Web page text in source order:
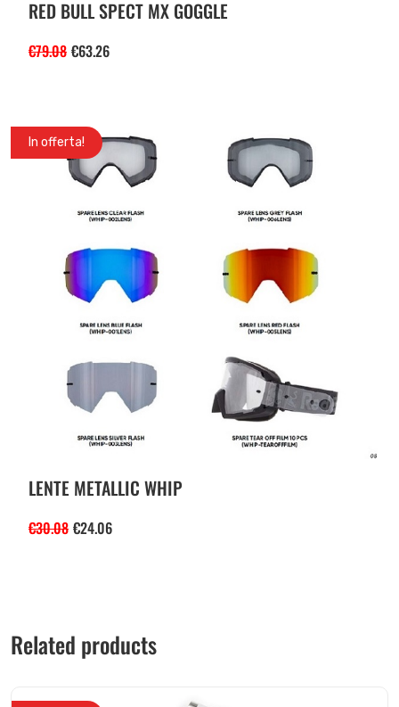
RED BULL SPECT MX GOGGLE
€79.08 €63.26
In offerta!
LENTE METALLIC WHIP
€30.08 €24.06
Related products